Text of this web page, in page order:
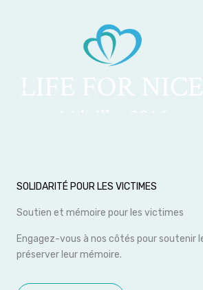
SOLIDARITÉ POUR LES VICTIMES
Soutien et mémoire pour les victimes
Engagez-vous à nos côtés pour soutenir
préserver leur mémoire.